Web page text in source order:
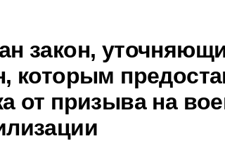
закон,
которым
от призыва на